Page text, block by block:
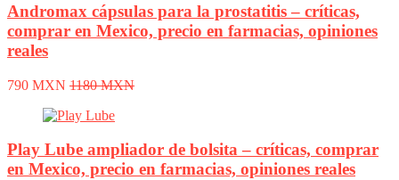
Andromax cápsulas para la prostatitis – críticas,
comprar en Mexico, precio en farmacias, opiniones
reales
790 MXN 1180 MXN
Play Lube ampliador de bolsita – críticas, comprar
en Mexico, precio en farmacias, opiniones reales